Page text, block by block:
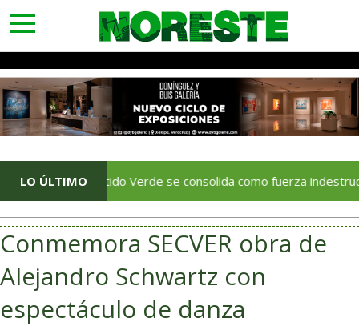
toggle
navigation
LO ÚLTIMO
El Partido Verde se consolida como fuerza indestructible en
Conmemora SECVER obra de
Alejandro Schwartz con
espectáculo de danza